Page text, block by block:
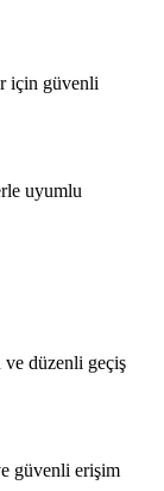
için güvenli
uyumlu
düzenli geçiş
güvenli erişim